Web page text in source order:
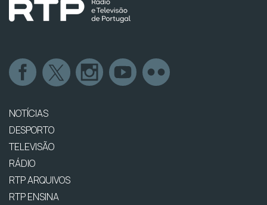
NOTÍCIAS
DESPORTO
TELEVISÃO
RÁDIO
RTP ARQUIVOS
RTP ENSINA